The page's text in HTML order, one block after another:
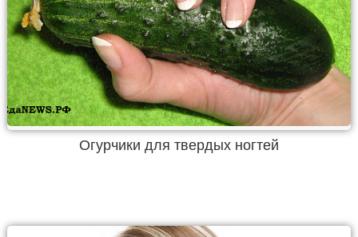
Огурчики для твердых ногтей